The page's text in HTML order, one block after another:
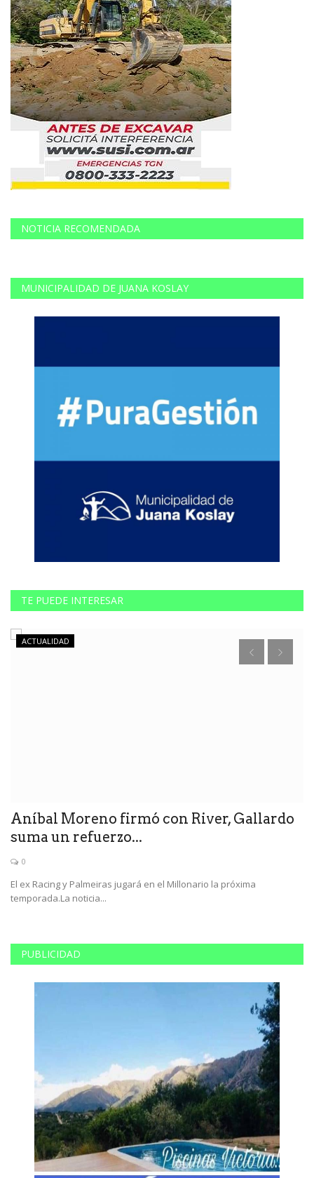
NOTICIA RECOMENDADA
MUNICIPALIDAD DE JUANA KOSLAY
TE PUEDE INTERESAR
ACTUALIDAD
Aníbal Moreno firmó con River, Gallardo
suma un refuerzo...
0
El ex Racing y Palmeiras jugará en el Millonario la próxima
temporada.La noticia...
PUBLICIDAD